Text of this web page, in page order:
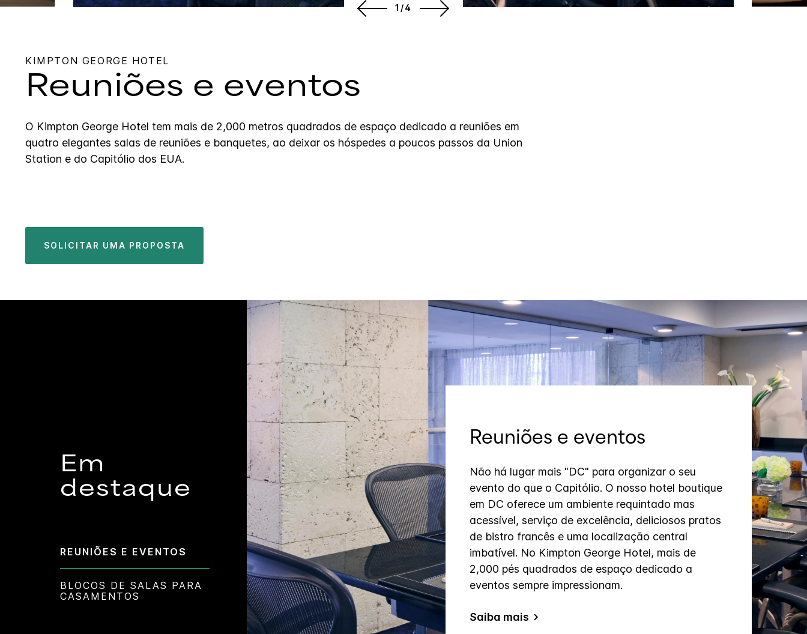
1/4
KIMPTON GEORGE HOTEL
Reuniões e eventos
O Kimpton George Hotel tem mais de 2,000 metros quadrados de espaço dedicado a reuniões em
quatro elegantes salas de reuniões e banquetes, ao deixar os hóspedes a poucos passos da Union
Station e do Capitólio dos EUA.
SOLICITAR UMA PROPOSTA
Em
destaque
REUNIÕES E EVENTOS
BLOCOS DE SALAS PARA
CASAMENTOS
Reuniões e eventos
Não há lugar mais "DC" para organizar o seu
evento do que o Capitólio. O nosso hotel boutique
em DC oferece um ambiente requintado mas
acessível, serviço de excelência, deliciosos pratos
de bistro francês e uma localização central
imbatível. No Kimpton George Hotel, mais de
2,000 pés quadrados de espaço dedicado a
eventos sempre impressionam.
Saiba mais